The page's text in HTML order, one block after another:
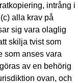
intrång i
alla krav på
sig vara olaglig
skilja tvist som
som anses vara
av en behörig
ovan, och